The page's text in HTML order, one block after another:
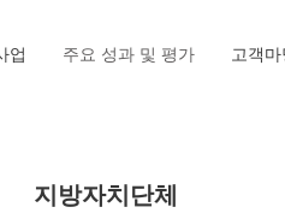
업 주요 성과 및 평가 고객
지방자치단체